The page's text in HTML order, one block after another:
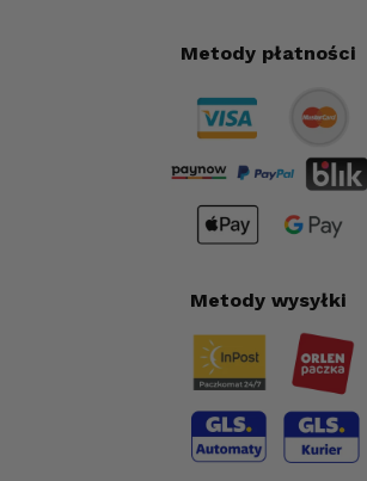
Metody płatności
Metody wysyłki